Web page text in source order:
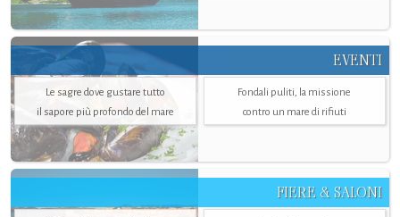
EVENTI
Le sagre dove gustare tutto
il sapore più profondo del mare
Fondali puliti, la missione
contro un mare di rifiuti
FIERE & SALONI